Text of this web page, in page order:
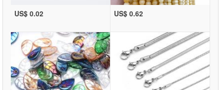
US$ 0.02 US$ 0.62